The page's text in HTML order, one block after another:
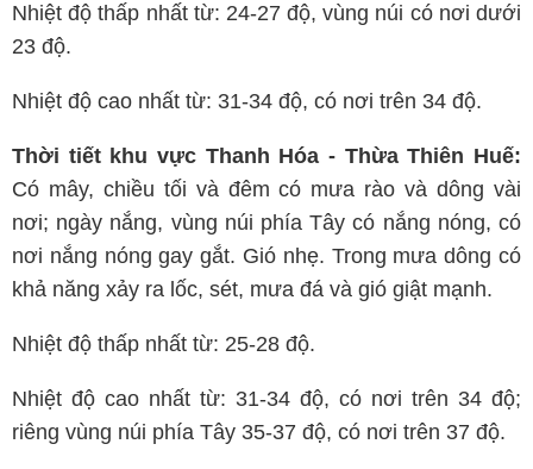
Nhiệt độ thấp nhất từ: 24-27 độ, vùng núi có nơi dưới
23 độ.
Nhiệt độ cao nhất từ: 31-34 độ, có nơi trên 34 độ.
Thời tiết khu vực Thanh Hóa - Thừa Thiên Huế:
Có mây, chiều tối và đêm có mưa rào và dông vài
nơi; ngày nắng, vùng núi phía Tây có nắng nóng, có
nơi nắng nóng gay gắt. Gió nhẹ. Trong mưa dông có
khả năng xảy ra lốc, sét, mưa đá và gió giật mạnh.
Nhiệt độ thấp nhất từ: 25-28 độ.
Nhiệt độ cao nhất từ: 31-34 độ, có nơi trên 34 độ;
riêng vùng núi phía Tây 35-37 độ, có nơi trên 37 độ.